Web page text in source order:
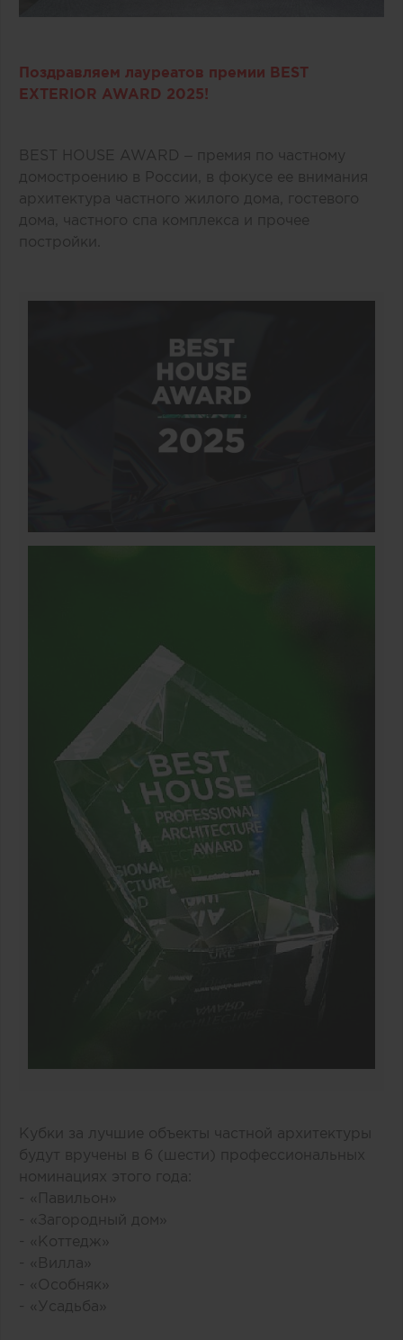
Поздравляем лауреатов премии BEST
EXTERIOR AWARD 2025!
BEST HOUSE AWARD – премия по частному
домостроению в России, в фокусе ее внимания
архитектура частного жилого дома, гостевого
дома, частного спа комплекса и прочее
постройки.
Кубки за лучшие объекты частной архитектуры
будут вручены в 6 (шести) профессиональных
номинациях этого года:
- «Павильон»
- «Загородный дом»
- «Коттедж»
- «Вилла»
- «Особняк»
- «Усадьба»